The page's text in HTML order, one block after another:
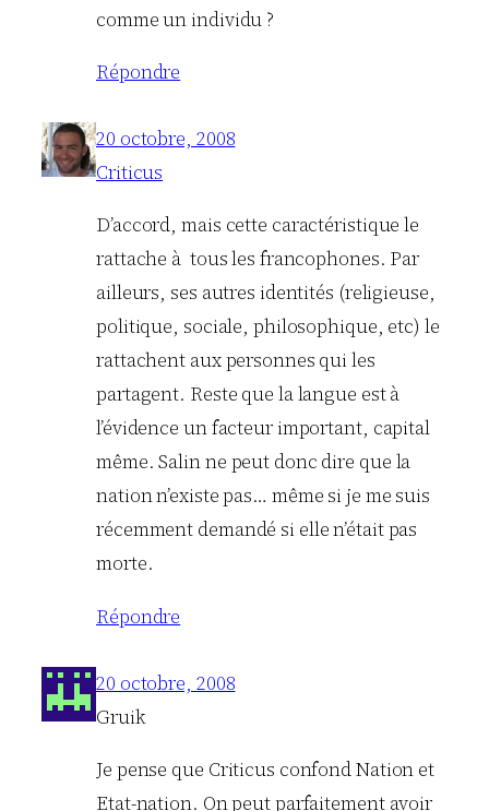
comme un individu ?
Répondre
20 octobre, 2008
Criticus
D’accord, mais cette caractéristique le
rattache à tous les francophones. Par
ailleurs, ses autres identités (religieuse,
politique, sociale, philosophique, etc) le
rattachent aux personnes qui les
partagent. Reste que la langue est à
l’évidence un facteur important, capital
même. Salin ne peut donc dire que la
nation n’existe pas… même si je me suis
récemment demandé si elle n’était pas
morte.
Répondre
20 octobre, 2008
Gruik
Je pense que Criticus confond Nation et
Etat-nation. On peut parfaitement avoir